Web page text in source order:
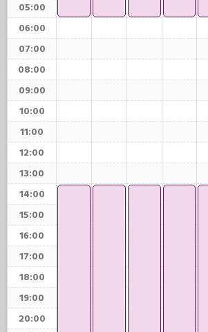
05:00
06:00
07:00
08:00
09:00
10:00
11:00
12:00
13:00
14:00
15:00
16:00
17:00
18:00
19:00
20:00